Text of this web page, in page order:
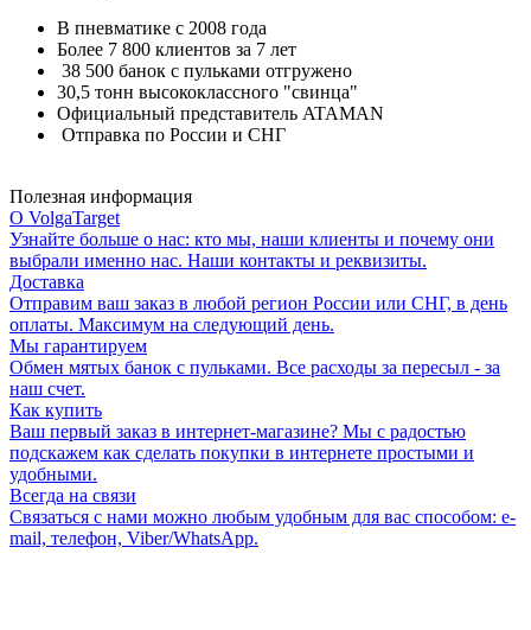
В пневматике с 2008 года
Более 7 800 клиентов за 7 лет
38 500 банок с пульками отгружено
30,5 тонн высококлассного "свинца"
Официальный представитель ATAMAN
Отправка по России и СНГ
Полезная информация
О VolgaTarget
Узнайте больше о нас: кто мы, наши клиенты и почему они
выбрали именно нас. Наши контакты и реквизиты.
Доставка
Отправим ваш заказ в любой регион России или СНГ, в день
оплаты. Максимум на следующий день.
Мы гарантируем
Обмен мятых банок с пульками. Все расходы за пересыл - за
наш счет.
Как купить
Ваш первый заказ в интернет-магазине? Мы с радостью
подскажем как сделать покупки в интернете простыми и
удобными.
Всегда на связи
Связаться с нами можно любым удобным для вас способом: e-
mail, телефон, Viber/WhatsApp.